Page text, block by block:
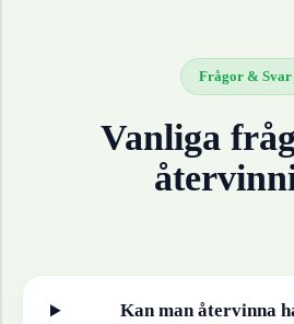
Frågor & Svar
Vanliga
Kan man återvinna